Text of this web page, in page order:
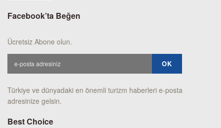
Facebook’ta Beğen
Ücretsiz Abone olun.
Türkiye ve dünyadaki en önemli turizm haberleri e-posta
adresinize gelsin.
Best Choice